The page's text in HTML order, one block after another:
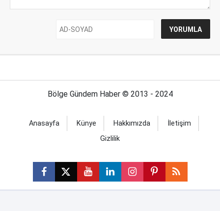
Bölge Gündem Haber © 2013 - 2024
Anasayfa Künye Hakkımızda
İletişim
Gizlilik